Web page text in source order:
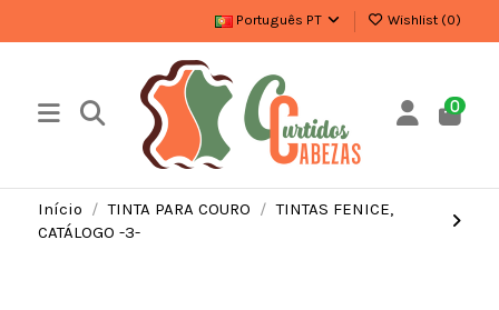
Português PT Wishlist (0)
0
Início TINTA PARA COURO
TINTAS FENICE,
CATÁLOGO -3-